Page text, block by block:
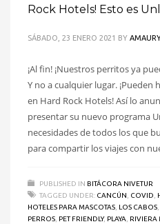
Rock Hotels! Esto es
SÁBADO, 23 ENERO 2021 BY
¡Al fin! ¡Nuestros perritos ya
Y no a cualquier lugar.
en Hard Rock Hotels! Así lo
presentar su nuevo programa
necesidades de todos los que
para compartir los viajes con
PUBLISHED IN BITÁCORA NIVETUR
TAGGED UNDER: CANCÚN COVID
HOTELES PARA MASCOTAS LOS CABOS
PERROS PET FRIENDLY, PLAYA RIVIERA